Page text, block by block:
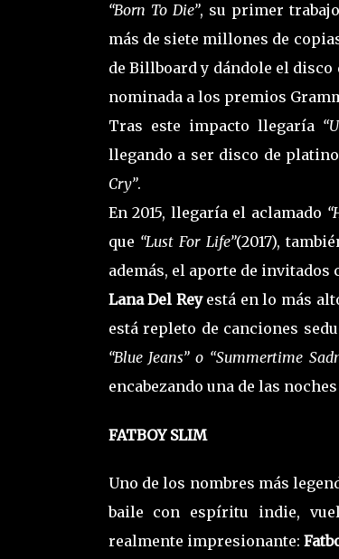
“Born To Die”, su primer
más de siete millones de
de Billboard y dándole el disco
nominada a los premios
Tras este impacto llegaría
llegando a ser disco de
Cry”.
En 2015, llegaría el aclamado
que “Lust For Life”(2017),
además, el aporte de invitados
Lana Del Rey está en lo más
está repleto de canciones
“Blue Jeans” o “Summertime
encabezando una de las
FATBOY SLIM
Uno de los nombres más
baile con espíritu indie,
realmente impresionante: